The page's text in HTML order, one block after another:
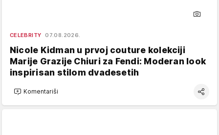
CELEBRITY 07.08.2026.
Nicole Kidman u prvoj couture kolekciji
Marije Grazije Chiuri za Fendi: Moderan look
inspirisan stilom dvadesetih
Komentariši